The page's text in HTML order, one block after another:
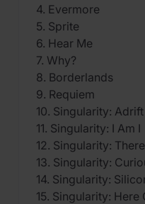
4. Evermore
5. Sprite
6. Hear Me
7. Why?
8. Borderlands
9. Requiem
10. Singularity: Adrift
11. Singularity: I Am I
12. Singularity:
13. Singularity:
14. Singularity:
15. Singularity: Here